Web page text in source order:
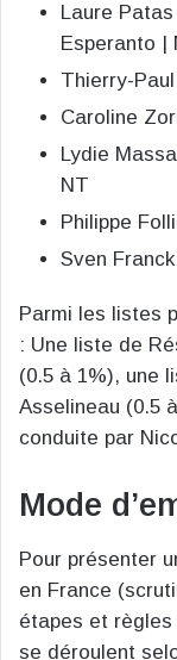
Laure
Esperanto |
Thierry-
Caroline
Lydie
NT
Philippe
Sven
Parmi les listes
: Une liste de
(0.5 à 1%), une
Asselineau (0.5
conduite par
Mode
Pour présenter
en France
étapes et règles
se déroulent